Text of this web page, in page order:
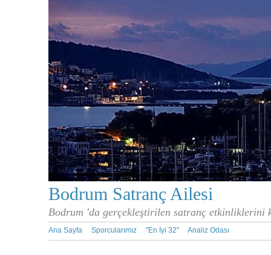
Bodrum Satranç Ailesi
Bodrum 'da gerçekleştirilen satranç etkinliklerini
Ana Sayfa Sporcularımız ''En İyi 32'' Analiz Odası